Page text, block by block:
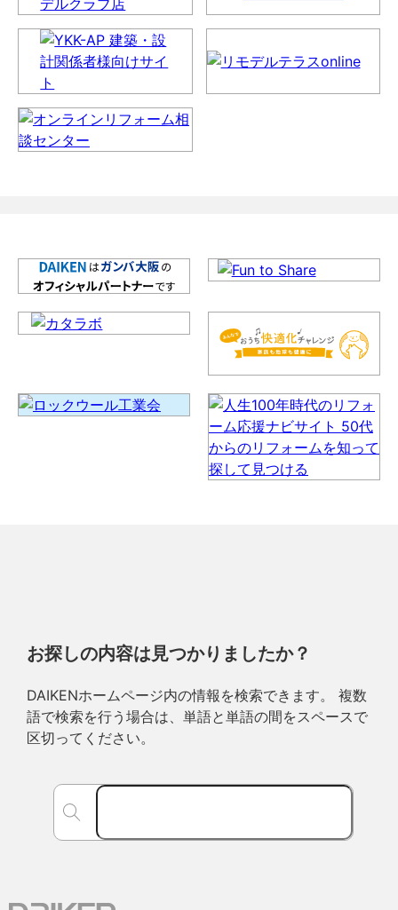
お探しの内容は見つかりましたか？
DAIKENホームページ内の情報を検索できます。 複数
語で検索を行う場合は、単語と単語の間をスペースで
区切ってください。